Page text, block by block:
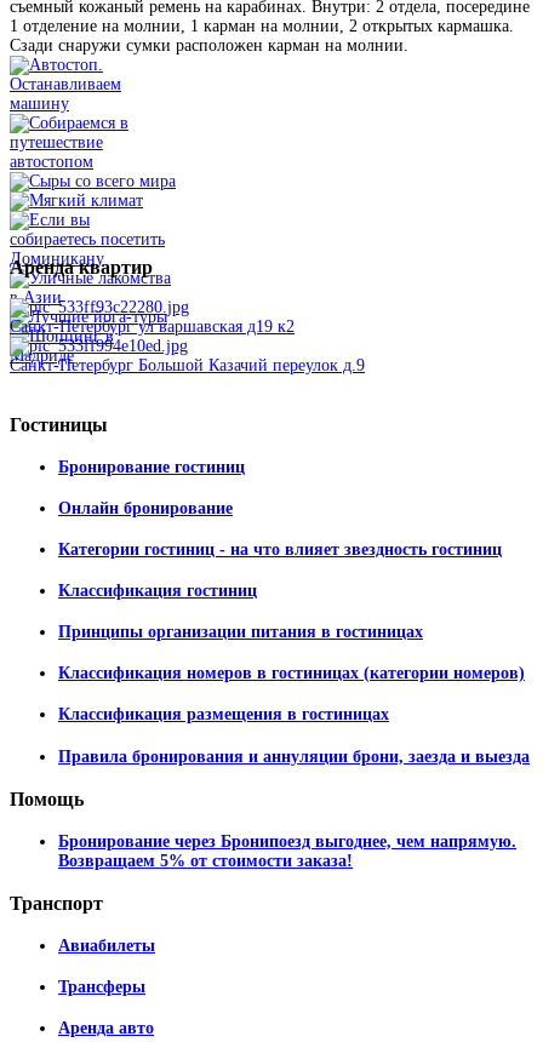
съемный кожаный ремень на карабинах. Внутри: 2 отдела, посередине
1 отделение на молнии, 1 карман на молнии, 2 открытых кармашка.
Сзади снаружи сумки расположен карман на молнии.
Арендаквартир
Санкт-Петербург ул варшавская д19 к2
Санкт-Петербург Большой Казачий переулок д.9
Гостиницы
Бронирование гостиниц
Онлайн бронирование
Категории гостиниц - на что влияет звездность гостиниц
Классификация гостиниц
Принципы организации питания в гостиницах
Классификация номеров в гостиницах (категории номеров)
Классификация размещения в гостиницах
Правила бронирования и аннуляции брони, заезда и выезда
Помощь
Бронирование через Бронипоезд выгоднее, чем напрямую.
Возвращаем 5% от стоимости заказа!
Транспорт
Авиабилеты
Трансферы
Аренда авто